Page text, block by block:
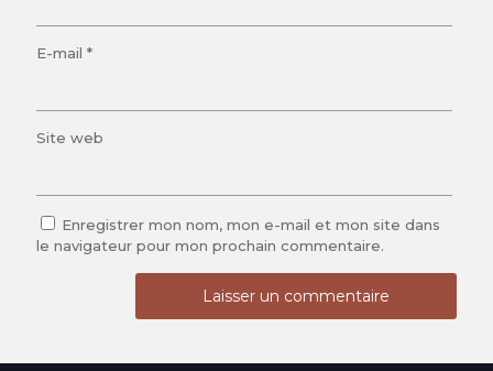
E-mail *
Site web
Enregistrer mon nom, mon e-mail et mon site dans
le navigateur pour mon prochain commentaire.